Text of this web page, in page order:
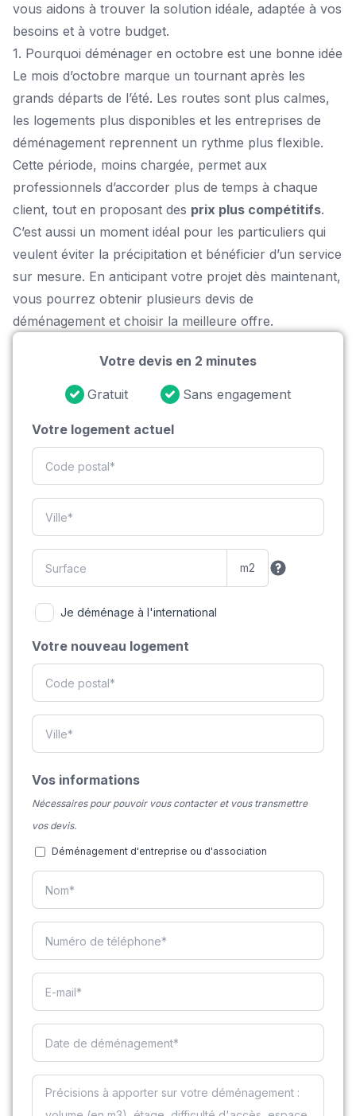
vous aidons à trouver la solution idéale, adaptée à vos
besoins et à votre budget.
1. Pourquoi déménager en octobre est une bonne idée
Le mois d’octobre marque un tournant après les
grands départs de l’été. Les routes sont plus calmes,
les logements plus disponibles et les entreprises de
déménagement reprennent un rythme plus flexible.
Cette période, moins chargée, permet aux
professionnels d’accorder plus de temps à chaque
client, tout en proposant des prix plus compétitifs.
C’est aussi un moment idéal pour les particuliers qui
veulent éviter la précipitation et bénéficier d’un service
sur mesure. En anticipant votre projet dès maintenant,
vous pourrez obtenir plusieurs devis de
déménagement et choisir la meilleure offre.
Votre devis en 2 minutes
Gratuit Sans engagement
Votre logement actuel
Je déménage à l'international
Votre nouveau logement
Vos informations
Nécessaires pour pouvoir vous contacter et vous transmettre
vos devis.
Déménagement d'entreprise ou d'association